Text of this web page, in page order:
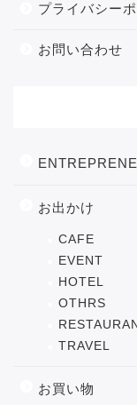
プライバシー
お問い合わせ
お出かけ
CAFE
EVENT
HOTEL
OTHRS
TRAVEL
お買い物